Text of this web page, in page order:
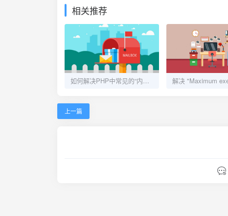
相关推荐
如何解决PHP中常见的“内存耗尽”错误
上一篇